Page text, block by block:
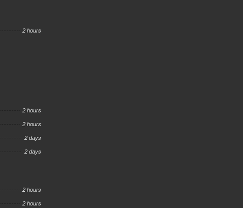
2 hours
2 hours
2 hours
2 days
2 days
2 hours
2 hours